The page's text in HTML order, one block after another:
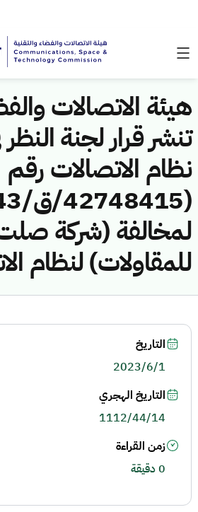
هيئة الاتصالات
تنشر قرار لجنة
نظام الاتصالات رقم
لمخالفة (شركة
للمقاولات) لنظام
التاريخ
2023/6/1
التاريخ الهجري
1112/44/14
زمن القراءة
0 دقيقة